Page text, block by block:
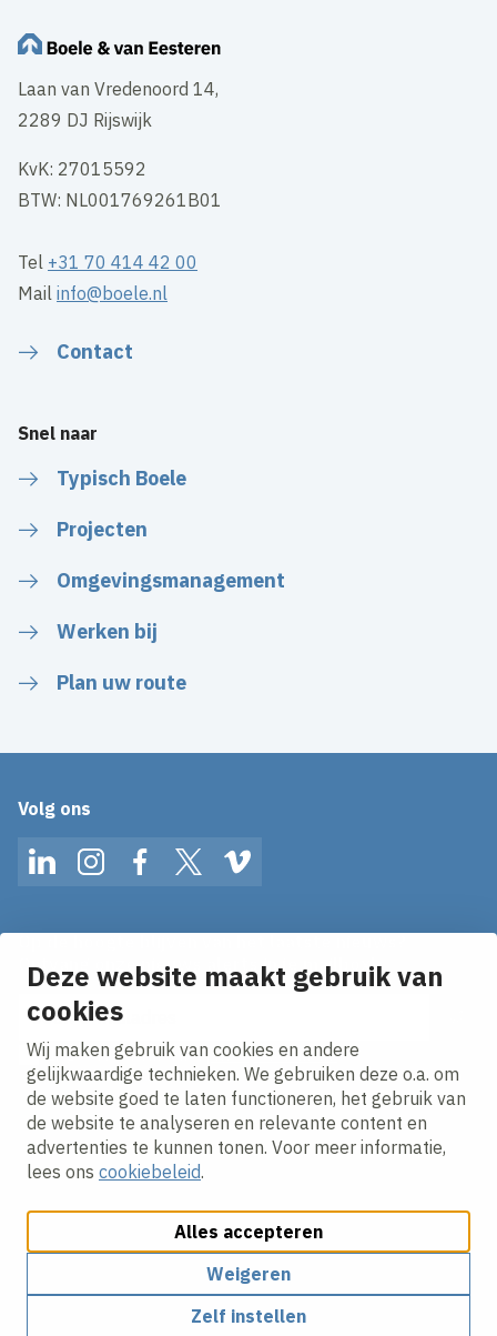
Deze website maakt gebruik van
cookies
Wij maken gebruik van cookies en andere
gelijkwaardige technieken. We gebruiken deze o.a. om
de website goed te laten functioneren, het gebruik van
de website te analyseren en relevante content en
advertenties te kunnen tonen. Voor meer informatie,
lees ons cookiebeleid.
Alles accepteren
Weigeren
Zelf instellen
Laan van Vredenoord 14,
2289 DJ Rijswijk
KvK: 27015592
BTW: NL001769261B01
Tel +31 70 414 42 00
Mailinfo@boele.nl
Contact
Snel naar
Typisch Boele
Projecten
Omgevingsmanagement
Werken bij
Plan uw route
Volg ons
LinkedInInstagramFacebookTwitterVimeo
Ontvang onze nieuws alerts in je mailbox!
E-mailadres
Ik ga akkoord met hetprivacy statement.
Cookies aanpassenCookie beleidPrivacy policy
Algemene inkoopvoorwaarden